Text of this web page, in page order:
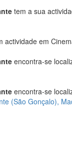
tem a sua
actividade em
encontra-se
encontra-se
(São Gonçalo),